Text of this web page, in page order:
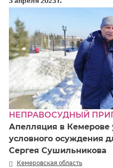
НЕПРАВОСУДНЫЙ
Апелляция в Кемерове
условного осуждения
Сергея Сушильникова
Кемеровская область